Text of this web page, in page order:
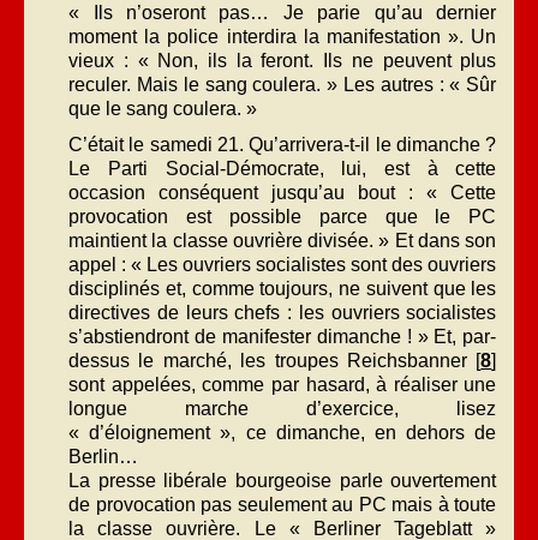
« Ils n’oseront pas… Je parie qu’au dernier
moment la police interdira la manifestation ». Un
vieux : « Non, ils la feront. Ils ne peuvent plus
reculer. Mais le sang coulera. » Les autres : « Sûr
que le sang coulera. »
C’était le samedi 21. Qu’arrivera-t-il le dimanche ?
Le Parti Social-Démocrate, lui, est à cette
occasion conséquent jusqu’au bout : « Cette
provocation est possible parce que le PC
maintient la classe ouvrière divisée. » Et dans son
appel : « Les ouvriers socialistes sont des ouvriers
disciplinés et, comme toujours, ne suivent que les
directives de leurs chefs : les ouvriers socialistes
s’abstiendront de manifester dimanche ! » Et, par-
dessus le marché, les troupes Reichsbanner [8]
sont appelées, comme par hasard, à réaliser une
longue marche d’exercice, lisez
« d’éloignement », ce dimanche, en dehors de
Berlin…
La presse libérale bourgeoise parle ouvertement
de provocation pas seulement au PC mais à toute
la classe ouvrière. Le « Berliner Tageblatt »